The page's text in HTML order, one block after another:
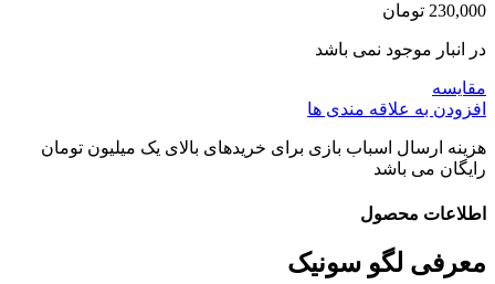
230,000 تومان
در انبار موجود نمی باشد
مقایسه
افزودن به علاقه مندی ها
هزینه ارسال اسباب بازی برای خریدهای بالای یک میلیون تومان
رایگان می باشد
اطلاعات محصول
معرفی لگو سونیک